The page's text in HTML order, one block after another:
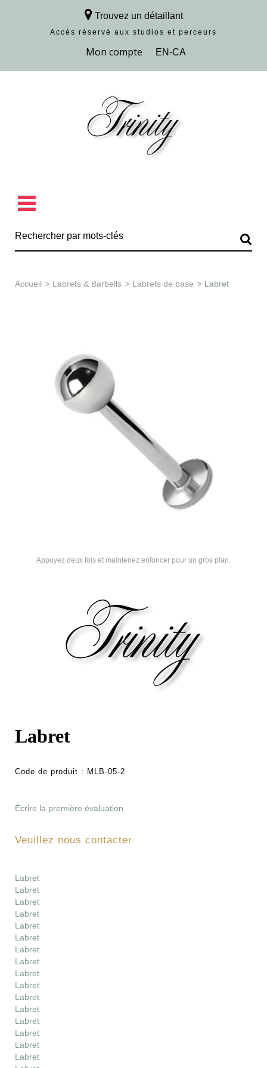
Trouvez un détaillant
Accès réservé aux studios et perceurs
Découvrir la collection
Accueil > Labrets & Barbells > Labrets de base > Labret
Appuyez deux fois et maintenez enfoncer pour un gros plan.
Labret
Code de produit : MLB-05-2
Écrire la première évaluation
Veuillez nous contacter
Labret
Labret
Labret
Labret
Labret
Labret
Labret
Labret
Labret
Labret
Labret
Labret
Labret
Labret
Labret
Labret